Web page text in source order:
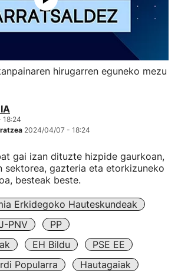
hirugarren eguneko mezu
2024/04/07 - 18:24
gai izan dituzte hizpide gaurkoan,
sektorea, gazteria eta etorkizuneko
besteak beste.
Erkidegoko Hauteskundeak
PNV
PP
EH Bildu
PSE EE
Popularra
Hautagaiak